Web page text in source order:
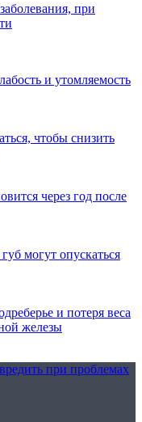
при
и утомляемость
чтобы снизить
через год после
могут опускаться
и потеря веса
железы
при проблемах